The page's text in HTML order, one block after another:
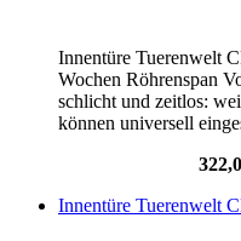
Innentüre Tuerenwelt
Wochen Röhrenspan
schlicht und zeitlos:
können universell
Innentüre Tuerenwelt